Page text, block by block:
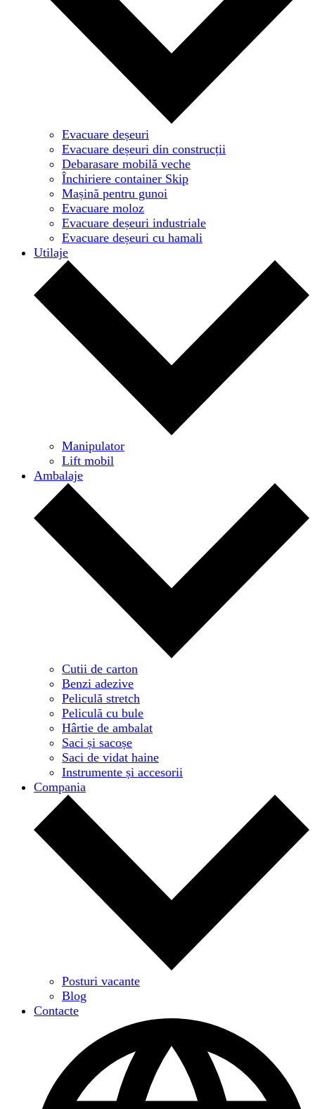
Evacuare deșeuri
Evacuare deșeuri din construcții
Debarasare mobilă veche
Închiriere container Skip
Mașină pentru gunoi
Evacuare moloz
Evacuare deșeuri industriale
Evacuare deșeuri cu hamali
Utilaje
Manipulator
Lift mobil
Ambalaje
Cutii de carton
Benzi adezive
Peliculă stretch
Peliculă cu bule
Hârtie de ambalat
Saci și sacoșe
Saci de vidat haine
Instrumente și accesorii
Compania
Posturi vacante
Blog
Contacte